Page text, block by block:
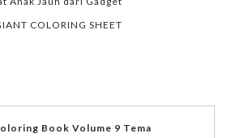
COLORING SHEET
Book Volume 9 Tema